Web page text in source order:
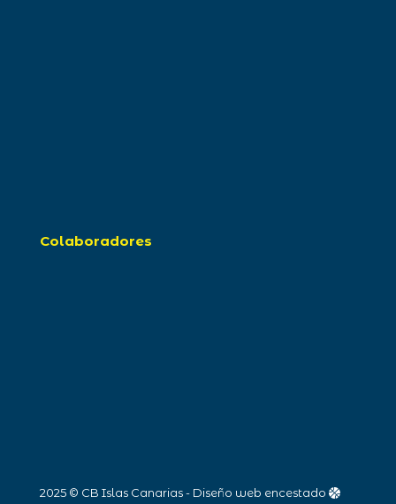
Colaboradores
2025 © CB Islas Canarias - Diseño web encestado